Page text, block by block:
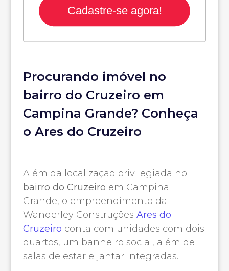
Cadastre-se agora!
Procurando imóvel no
bairro do Cruzeiro em
Campina Grande? Conheça
o Ares do Cruzeiro
Além da localização privilegiada no
bairro do Cruzeiro em Campina
Grande, o empreendimento da
Wanderley Construções Ares do
Cruzeiro conta com unidades com dois
quartos, um banheiro social, além de
salas de estar e jantar integradas.